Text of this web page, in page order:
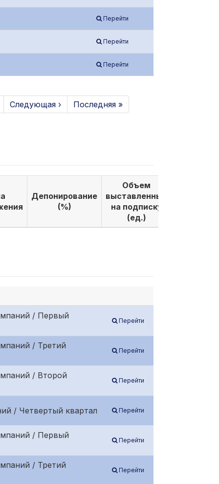
Перейти
Перейти
Перейти
Следующая › Последняя »
Депонирование
(%)
Объем
выставленных
на подписку
(ед.)
/ Первый
Перейти
/ Третий
Перейти
/ Второй
Перейти
/ Четвертый квартал Перейти
/ Первый
Перейти
/ Третий
Перейти